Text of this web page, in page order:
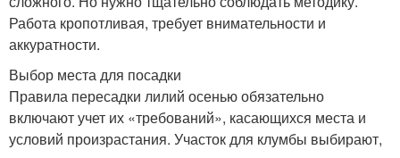
Работа кропотливая, требует внимательности и
аккуратности.
Выбор места для посадки
Правила пересадки лилий осенью обязательно
включают учет их «требований», касающихся места и
условий произрастания. Участок для клумбы выбирают,